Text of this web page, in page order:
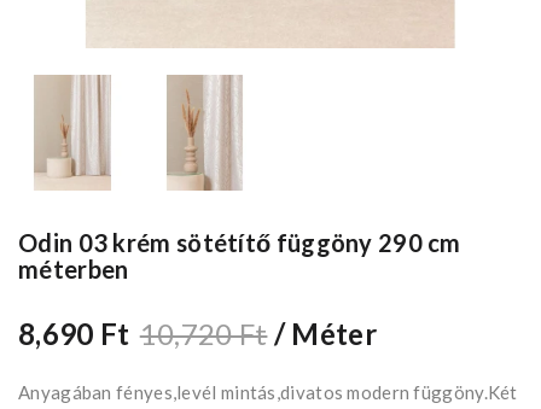
Odin 03 krém sötétítő függöny 290 cm
méterben
8,690 Ft 10,720 Ft/ Méter
Anyagában fényes,levél mintás,divatos modern függöny.Két